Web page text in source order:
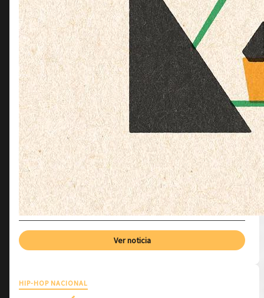
Ver noticia
HIP-HOP NACIONAL